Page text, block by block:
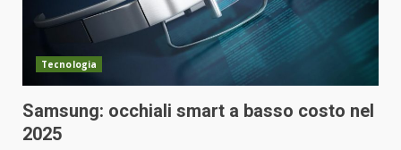
Tecnologia
Samsung: occhiali smart a basso costo nel
2025